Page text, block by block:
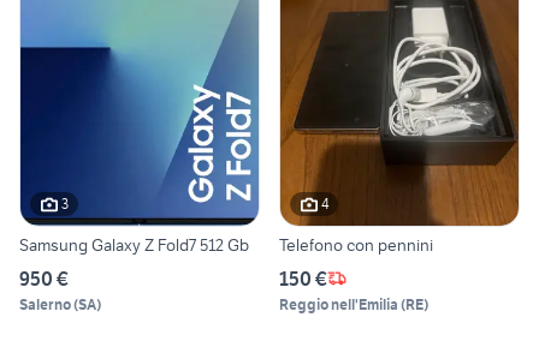
3
Samsung Galaxy Z Fold7 512 Gb
950 €
Salerno(SA)
4
Telefono con pennini
150 €
Reggio nell'Emilia (RE)